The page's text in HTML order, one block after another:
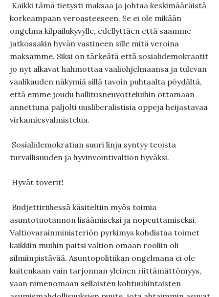
Kaikki tämä tietysti maksaa ja johtaa keskimääräistä
korkeampaan veroasteeseen. Se ei ole mikään
ongelma kilpailukyvylle, edellyt­täen että saamme
jatkossakin hyvän vastineen sille mitä veroina
maksamme. Siksi on tärkeätä että sosialidemokraatit
jo nyt alka­vat hahmottaa vaaliohjelmaansa ja tulevan
vaalikauden näkymiä sillä tavoin puhtaalta pöydältä,
että emme joudu halli­tus­neuvot­teluihin ottamaan
annettuna paljolti uuslibe­ralistisia oppeja heijastavaa
virkamiesvalmistelua.
Sosialidemokratian suuri linja syntyy teoista
turvallisuuden ja hyvinvointivaltion hyväksi.
Hyvät toverit!
Budjettiriihessä käsiteltiin myös toimia
asuntotuotannon lisää­miseksi ja nopeuttamiseksi.
Valtiovarainministeriön pyrkimys kohdistaa toimet
kaikkiin muihin paitsi valtion omaan rooliin oli
silmiinpistävää. Asuntopolitiikan ongelmana ei ole
kuitenkaan vain tarjonnan yleinen riittämättömyys,
vaan nimenomaan sellaisten kohtuuhin­taisten